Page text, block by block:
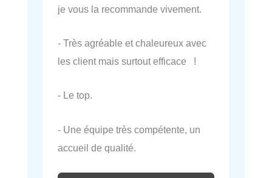
je vous la recommande vivement.
- Très agréable et chaleureux avec
les client mais surtout efficace !
- Le top.
- Une équipe très compétente, un
accueil de qualité.